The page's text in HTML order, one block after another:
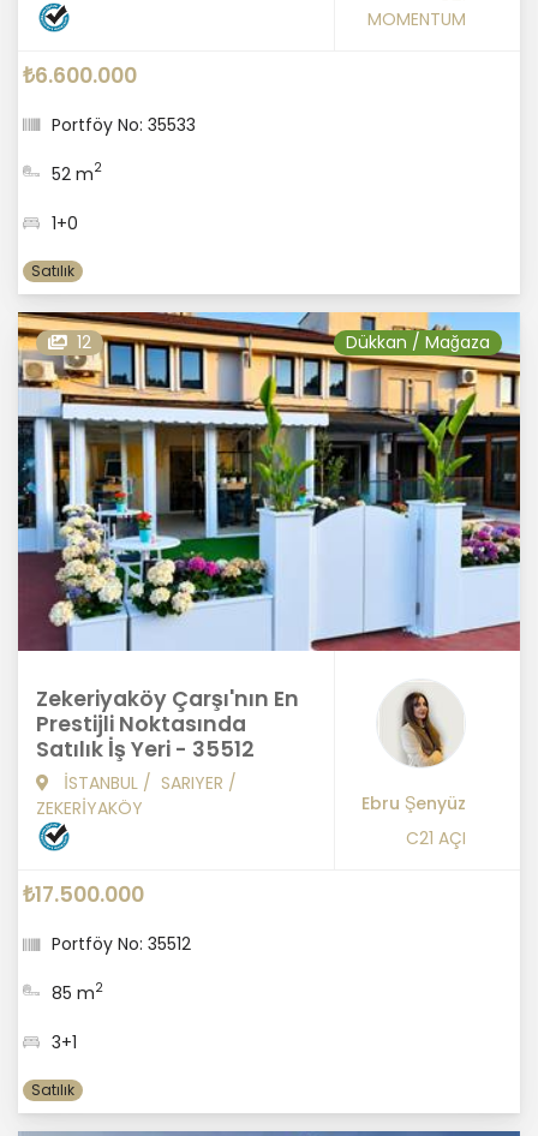
MOMENTUM
₺6.600.000
Portföy No: 35533
52 m2
1+0
Satılık
12 Dükkan / Mağaza
Zekeriyaköy Çarşı'nın En
Prestijli Noktasında
Satılık İş Yeri - 35512
İSTANBUL / SARIYER /
ZEKERİYAKÖY
Ebru Şenyüz
C21 AÇI
₺17.500.000
Portföy No: 35512
85 m2
3+1
Satılık